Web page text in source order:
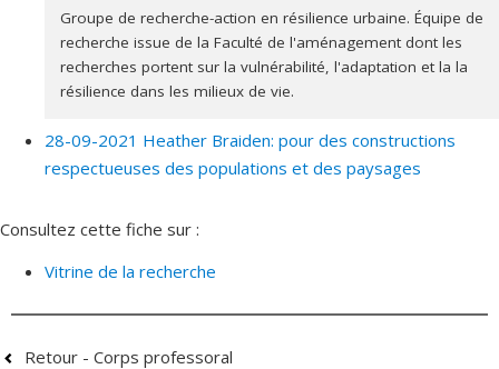
Groupe de recherche-action en résilience urbaine. Équipe de
recherche issue de la Faculté de l'aménagement dont les
recherches portent sur la vulnérabilité, l'adaptation et la la
résilience dans les milieux de vie.
28-09-2021 Heather Braiden: pour des constructions
respectueuses des populations et des paysages
Consultez cette fiche sur :
Vitrine de la recherche
Retour - Corps professoral